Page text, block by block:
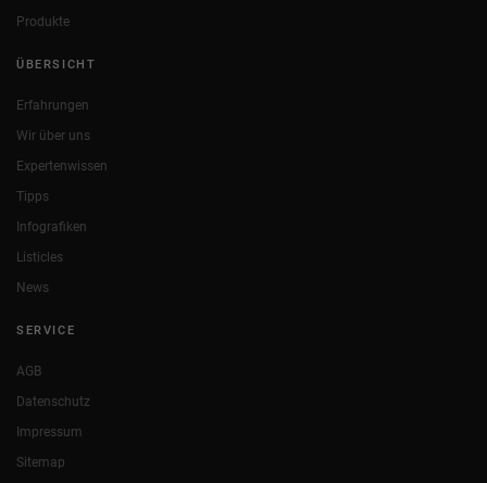
Produkte
ÜBERSICHT
Erfahrungen
Wir über uns
Expertenwissen
Tipps
Infografiken
Listicles
News
SERVICE
AGB
Datenschutz
Impressum
Sitemap